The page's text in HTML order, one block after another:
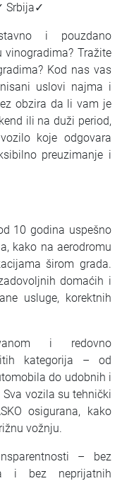
Srbija✓
i pouzdano
Tražite
Kod nas vas
uslovi najma i
obzira da li vam je
ili na duži period,
koje odgovara
preuzimanje i
10 godina uspešno
kako na aerodromu
širom grada.
domaćih i
usluge, korektnih
i redovno
kategorija – od
do udobnih i
vozila su tehnički
osigurana, kako
vožnju.
– bez
i bez neprijatnih